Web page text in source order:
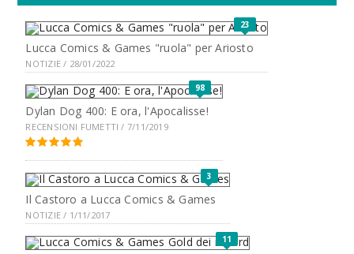
23
Lucca Comics & Games "ruola" per Ariosto
NOTIZIE / 28/01/2022
98
Dylan Dog 400: E ora, l'Apocalisse!
RECENSIONI FUMETTI / 7/11/2019
3
Il Castoro a Lucca Comics & Games
NOTIZIE / 1/11/2017
11